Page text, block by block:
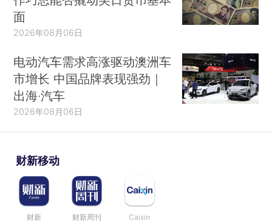
面
2026年08月06日
电动汽车需求高涨驱动澳洲车
市增长 中国品牌表现强劲｜
出海·汽车
2026年08月06日
财新移动
财新 财新周刊 Caixin